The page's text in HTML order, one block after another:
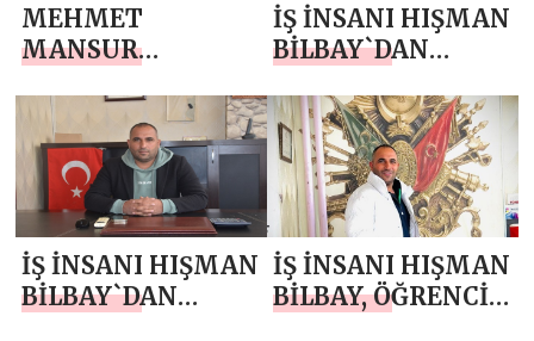
MEHMET
MANSUR
`NDAN KURBAN
BAYRAMI MESAJI
İŞ İNSANI HIŞMAN
BİLBAY`DAN
MESAJI
İŞ İNSANI HIŞMAN
BİLBAY`DAN
İŞ İNSANI HIŞMAN
BİLBAY, ÖĞRENCİ